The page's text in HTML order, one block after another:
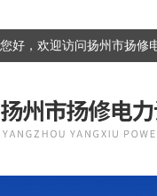
您好，欢迎访问扬州市扬修